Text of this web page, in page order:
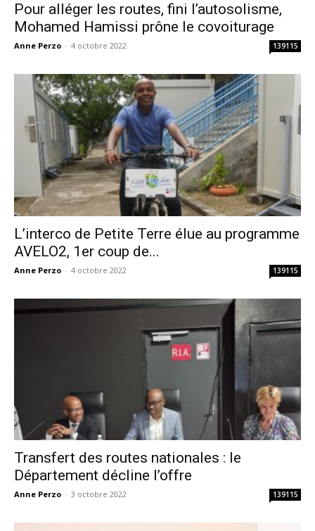
Pour alléger les routes, fini l’autosolisme,
Mohamed Hamissi prône le covoiturage
Anne Perzo - 4 octobre 2022 139115
L’interco de Petite Terre élue au programme
AVELO2, 1er coup de...
Anne Perzo - 4 octobre 2022 139115
Transfert des routes nationales : le
Département décline l’offre
Anne Perzo - 3 octobre 2022 139115